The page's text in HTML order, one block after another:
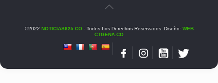
©2022 NOTICIAS625.CO- Todos Los Derechos Reservados. Diseño: WEB
CTGENA.CO